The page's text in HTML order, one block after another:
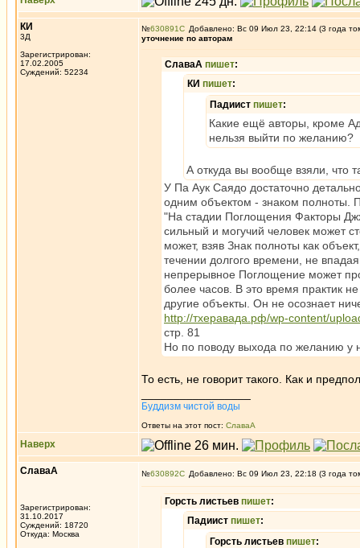
КИ
3Д
Зарегистрирован:
17.02.2005
Суждений: 52234
№630891
Добавлено: Вс 09 Июл 23, 22:14 (3 года
уточнение по авторам
СлаваА пишет:
КИ пишет:
Падиист пишет:
Какие ещё авторы, кроме
нельзя выйти по желанию?
А откуда вы вообще взяли, что
У Па Аук Саядо достаточно
одним объектом - знаком полноты.
"На стадии Поглощения Факторы
сильный и могучий человек может
может, взяв Знак полноты как
течении долгого времени, не
непрерывное Поглощение может
более часов. В это время практик
другие объекты. Он не осознает
http://тхеравада.рф/wp-content/
стр. 81
Но по поводу выхода по желанию у
То есть, не говорит такого. Как и
Буддизм чистой воды
Ответы на этот пост: СлаваА
Наверх
СлаваА
Зарегистрирован:
31.10.2017
Суждений: 18720
Откуда: Москва
№630892 Добавлено: Вс 09 Июл 23, 22:18 (3 года
Горсть листьев пишет:
Падиист пишет:
Горсть листьев пишет: